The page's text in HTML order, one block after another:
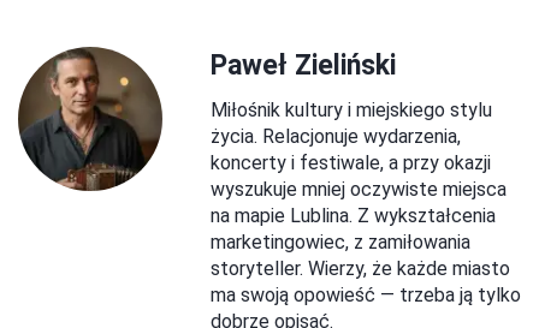
Paweł Zieliński
Miłośnik kultury i miejskiego stylu
życia. Relacjonuje wydarzenia,
koncerty i festiwale, a przy okazji
wyszukuje mniej oczywiste miejsca
na mapie Lublina. Z wykształcenia
marketingowiec, z zamiłowania
storyteller. Wierzy, że każde miasto
ma swoją opowieść — trzeba ją tylko
dobrze opisać.